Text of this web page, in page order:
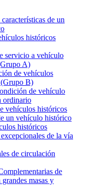
de un
históricos
servicio a vehículo
A)
de vehículos
B)
de vehículo
ordinario
vehículos históricos
un vehículo histórico
históricos
de la vía
de circulación
de
masas y